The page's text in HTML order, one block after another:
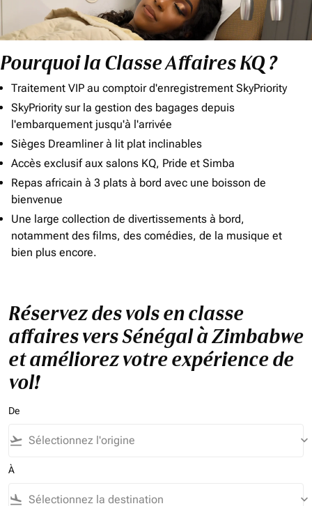
Pourquoi la Classe Affaires KQ ?
Traitement VIP au comptoir d'enregistrement SkyPriority
SkyPriority sur la gestion des bagages depuis
l'embarquement jusqu'à l'arrivée
Sièges Dreamliner à lit plat inclinables
Accès exclusif aux salons KQ, Pride et Simba
Repas africain à 3 plats à bord avec une boisson de
bienvenue
Une large collection de divertissements à bord,
notamment des films, des comédies, de la musique et
bien plus encore.
Réservez des vols en classe
affaires vers Sénégal à Zimbabwe
et améliorez votre expérience de
vol!
De
flight_takeoff keyboard_arrow_down
À
flight_land keyboard_arrow_down